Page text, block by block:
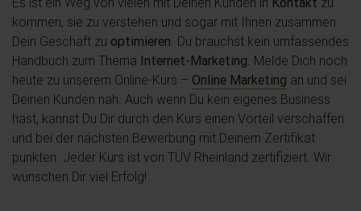
kommen, sie zu verstehen und sogar mit Ihnen zusammen
Dein Geschäft zu optimieren. Du brauchst kein umfassendes
Handbuch zum Thema Internet-Marketing. Melde Dich noch
heute zu unserem Online-Kurs – Online Marketing an und sei
Deinen Kunden nah. Auch wenn Du kein eigenes Business
hast, kannst Du Dir durch den Kurs einen Vorteil verschaffen
und bei der nächsten Bewerbung mit Deinem Zertifikat
punkten. Jeder Kurs ist von TÜV Rheinland zertifiziert. Wir
wünschen Dir viel Erfolg!